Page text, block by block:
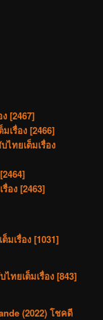
[2467]
เรื่อง [2466]
ไทยเต็มเรื่อง
อง [2463]
มเรื่อง [1031]
ทยเต็มเรื่อง [843]
(2022) โชคดี